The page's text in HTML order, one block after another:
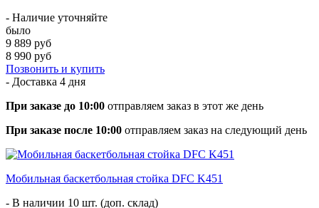
- Наличие уточняйте
было
9 889 руб
8 990 руб
Позвонить и купить
- Доставка 4 дня
При заказе до 10:00 отправляем заказ в этот же день
При заказе после 10:00 отправляем заказ на следующий день
Мобильная баскетбольная стойка DFC K451
- В наличии 10 шт. (доп. склад)